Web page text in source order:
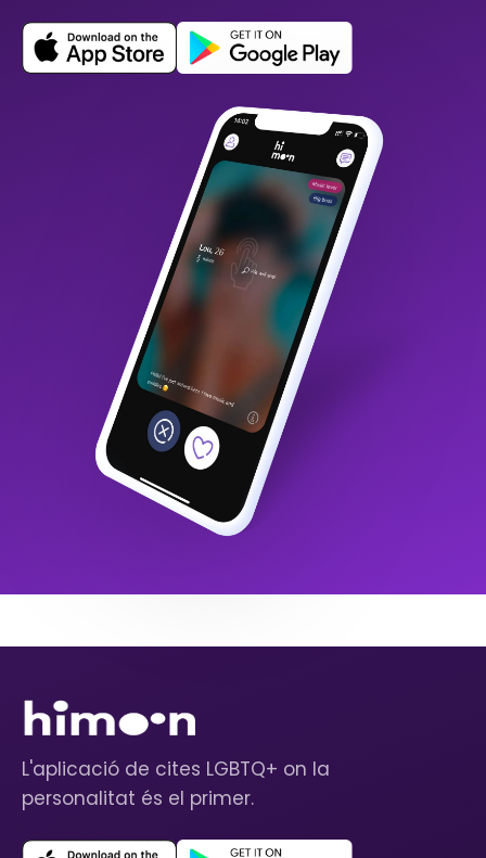
L'aplicació de cites LGBTQ+ on la
personalitat és el primer.